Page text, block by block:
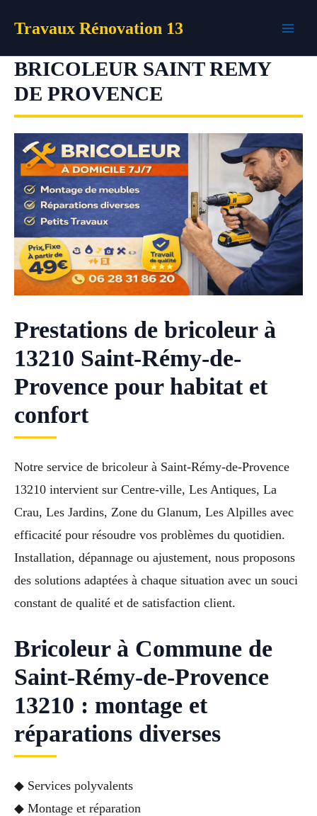
Travaux Rénovation 13
BRICOLEUR SAINT REMY
DE PROVENCE
Prestations de bricoleur à
13210 Saint-Rémy-de-
Provence pour habitat et
confort
Notre service de bricoleur à Saint-Rémy-de-Provence
13210 intervient sur Centre-ville, Les Antiques, La
Crau, Les Jardins, Zone du Glanum, Les Alpilles avec
efficacité pour résoudre vos problèmes du quotidien.
Installation, dépannage ou ajustement, nous proposons
des solutions adaptées à chaque situation avec un souci
constant de qualité et de satisfaction client.
Bricoleur à Commune de
Saint-Rémy-de-Provence
13210 : montage et
réparations diverses
◆ Services polyvalents
◆ Montage et réparation